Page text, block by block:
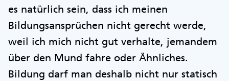
es natürlich sein, dass ich meinen
Bildungsansprüchen nicht gerecht werde,
weil ich mich nicht gut verhalte, jemandem
über den Mund fahre oder Ähnliches.
Bildung darf man deshalb nicht nur statisch